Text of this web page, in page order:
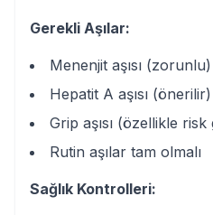
Gerekli Aşılar:
Menenjit aşısı (zorunlu)
Hepatit A aşısı (önerilir)
Grip aşısı (özellikle
Rutin aşılar tam olmalı
Sağlık Kontrolleri: